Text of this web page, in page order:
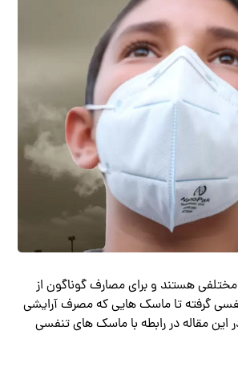
هستند و برای مصارف گوناگون از
گرفته تا ماسک هایی که مصرف آرایشی
این مقاله در رابطه با ماسک های تنفسی